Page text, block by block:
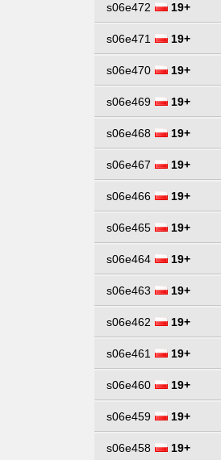
s06e472 19+
s06e471 19+
s06e470 19+
s06e469 19+
s06e468 19+
s06e467 19+
s06e466 19+
s06e465 19+
s06e464 19+
s06e463 19+
s06e462 19+
s06e461 19+
s06e460 19+
s06e459 19+
s06e458 19+